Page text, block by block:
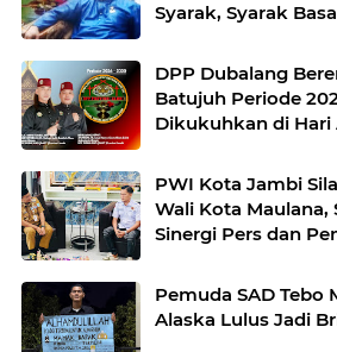
Syarak, Syarak
DPP Dubalang
Batujuh Periode
Dikukuhkan di Hari
PWI Kota Jambi
Wali Kota
Sinergi Pers dan
Pemuda SAD Tebo
Alaska Lulus Jadi